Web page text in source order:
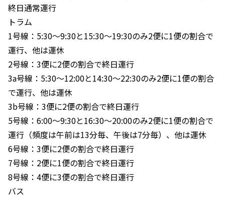
終日通常運行
トラム
1号線：5:30〜9:30と15:30〜19:30のみ2便に1便の割合で
運行、他は運休
2号線：3便に2便の割合で終日運行
3a号線：5:30〜12:00と14:30〜22:30のみ2便に1便の割合
で運行、他は運休
3b号線：3便に2便の割合で終日運行
5号線：6:00〜9:30と16:30〜20:00のみ2便に1便の割合で
運行（頻度は午前は13分毎、午後は7分毎）、他は運休
6号線：3便に2便の割合で終日運行
7号線：2便に1便の割合で終日運行
8号線：4便に3便の割合で終日運行
バス